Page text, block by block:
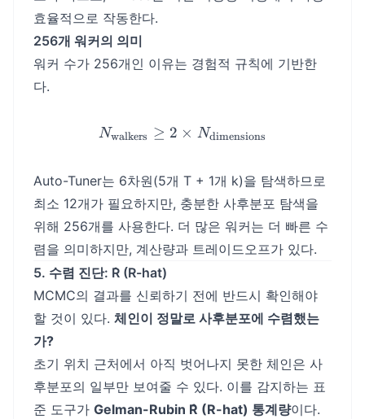
효율적으로 작동한다.
256개 워커의 의미
워커 수가 256개인 이유는 경험적 규칙에 기반한
다.
N_{\text{walkers}} \geq
Nwalkers ≥ 2 × Ndimensions
Auto-Tuner는 6차원(5개 T + 1개 k)을 탐색하므로
최소 12개가 필요하지만, 충분한 사후분포 탐색을
위해 256개를 사용한다. 더 많은 워커는 더 빠른 수
렴을 의미하지만, 계산량과 트레이드오프가 있다.
5. 수렴 진단: R̂ (R-hat)
MCMC의 결과를 신뢰하기 전에 반드시 확인해야
할 것이 있다. 체인이 정말로 사후분포에 수렴했는
가?
초기 위치 근처에서 아직 벗어나지 못한 체인은 사
후분포의 일부만 보여줄 수 있다. 이를 감지하는 표
준 도구가 Gelman-Rubin R̂ (R-hat) 통계량이다.